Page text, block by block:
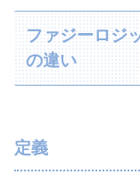
ファジーロジ
の違い
定義